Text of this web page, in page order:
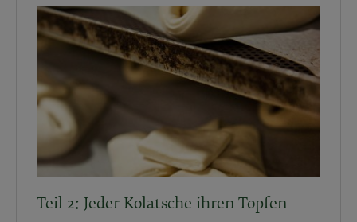
Teil 2: Jeder Kolatsche ihren Topfen